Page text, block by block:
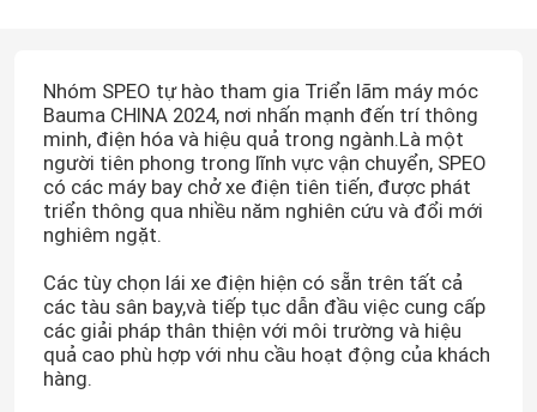
Nhóm SPEO tự hào tham gia Triển lãm máy móc
Bauma CHINA 2024, nơi nhấn mạnh đến trí thông
minh, điện hóa và hiệu quả trong ngành.Là một
người tiên phong trong lĩnh vực vận chuyển, SPEO
có các máy bay chở xe điện tiên tiến, được phát
triển thông qua nhiều năm nghiên cứu và đổi mới
nghiêm ngặt.
Các tùy chọn lái xe điện hiện có sẵn trên tất cả
các tàu sân bay,và tiếp tục dẫn đầu việc cung cấp
các giải pháp thân thiện với môi trường và hiệu
quả cao phù hợp với nhu cầu hoạt động của khách
hàng.